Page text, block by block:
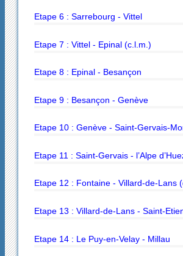
Etape 6 : Sarrebourg - Vittel
Etape 7 : Vittel - Epinal (c.l.m.)
Etape 8 : Epinal - Besançon
Etape 9 : Besançon - Genève
Etape 10 : Genève - Saint-Gervais-
Etape 11 : Saint-Gervais - l’Alpe
Etape 12 : Fontaine - Villard-de-Lans
Etape 13 : Villard-de-Lans - Saint-
Etape 14 : Le Puy-en-Velay - Millau